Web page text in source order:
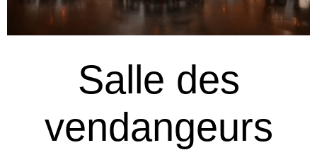
Salle des
vendangeurs